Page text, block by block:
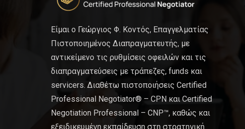
Είμαι ο Γεώργιος Φ. Κοντός, Επαγγελματίας
Πιστοποιημένος Διαπραγματευτής, με
αντικείμενο τις ρυθμίσεις οφειλών και τις
διαπραγματεύσεις με τράπεζες, funds και
servicers. Διαθέτω πιστοποιήσεις Certified
Professional Negotiator® – CPN και Certified
Negotiation Professional – CNP™, καθώς και
εξειδικευμένη εκπαίδευση στη στρατηγική